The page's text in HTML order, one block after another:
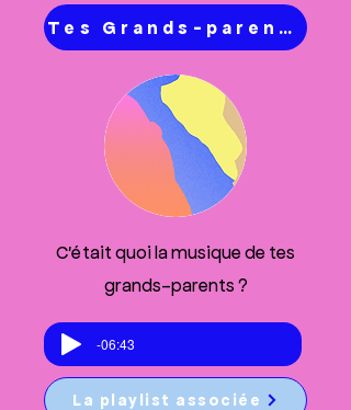
Tes Grands-parents
C'était quoi la musique de tes
grands-parents ?
-06:43
La playlist associée